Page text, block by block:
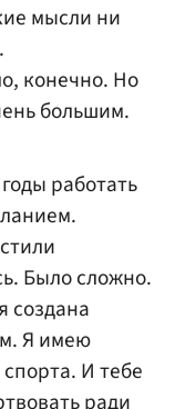
мысли ни
конечно. Но
большим.
работать
Было сложно.
создана
Я имею
И тебе
ради